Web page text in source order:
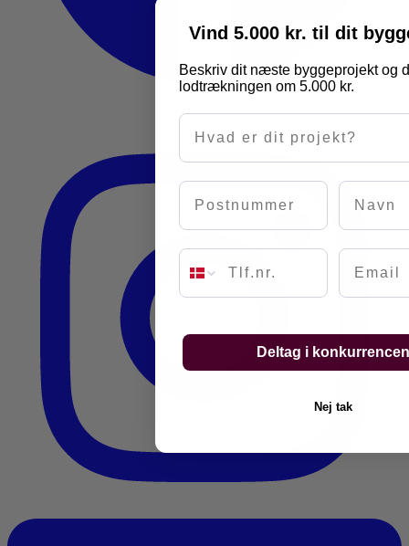
Vind 5.000 kr. til dit
Beskriv dit næste byggeprojekt og
lodtrækningen om 5.000 kr.
Hvad er dit projekt?
Postnummer Navn
Email
Deltag i konkurrencen
Nej tak